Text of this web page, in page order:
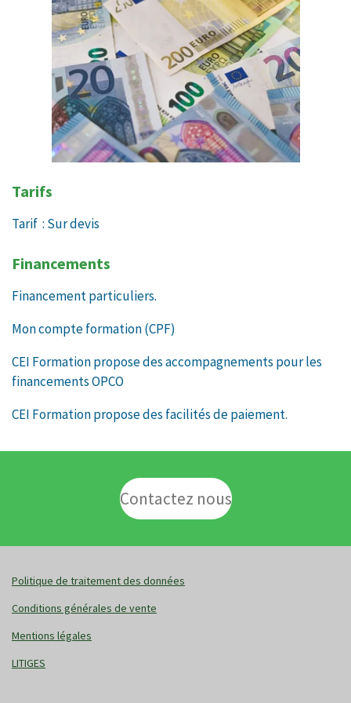
Tarifs
Tarif : Sur devis
Financements
Financement particuliers.
Mon compte formation (CPF)
CEI Formation propose des accompagnements pour les
financements OPCO
CEI Formation propose des facilités de paiement.
Contactez nous
Politique de traitement des données
Conditions générales de vente
Mentions légales
LITIGES